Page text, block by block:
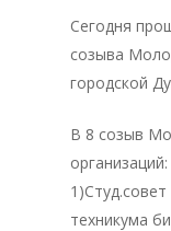
Сегодня
созыва
городской
В 8 созыв
организаций:
техникума